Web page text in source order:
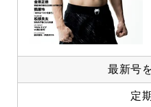
最新号
定